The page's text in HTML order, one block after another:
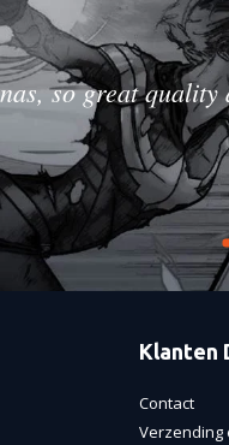
so great
Klanten
Contact
Verzending